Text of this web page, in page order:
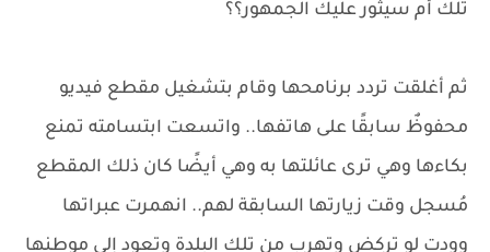
تلك أم سيثور عليك الجمهور؟؟
ثم أغلقت تردد برنامحها وقام بتشغيل مقطع فيديو
محفوظٌ سابقًا على هاتفها.. واتسعت ابتسامته تمنع
بكاءها وهي ترى عائلتها به وهي أيضًا كان ذلك المقطع
مُسجل وقت زيارتها السابقة لهم.. انهمرت عبراتها
وودت لو تركض وتهرب من تلك البلدة وتعود إلى موطنها